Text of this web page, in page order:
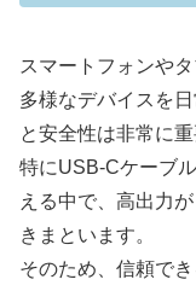
スマートフォンや
多様なデバイスを
と安全性は非常に
特にUSB-Cケーブ
える中で、高出力
きまといます。
そのため、信頼で